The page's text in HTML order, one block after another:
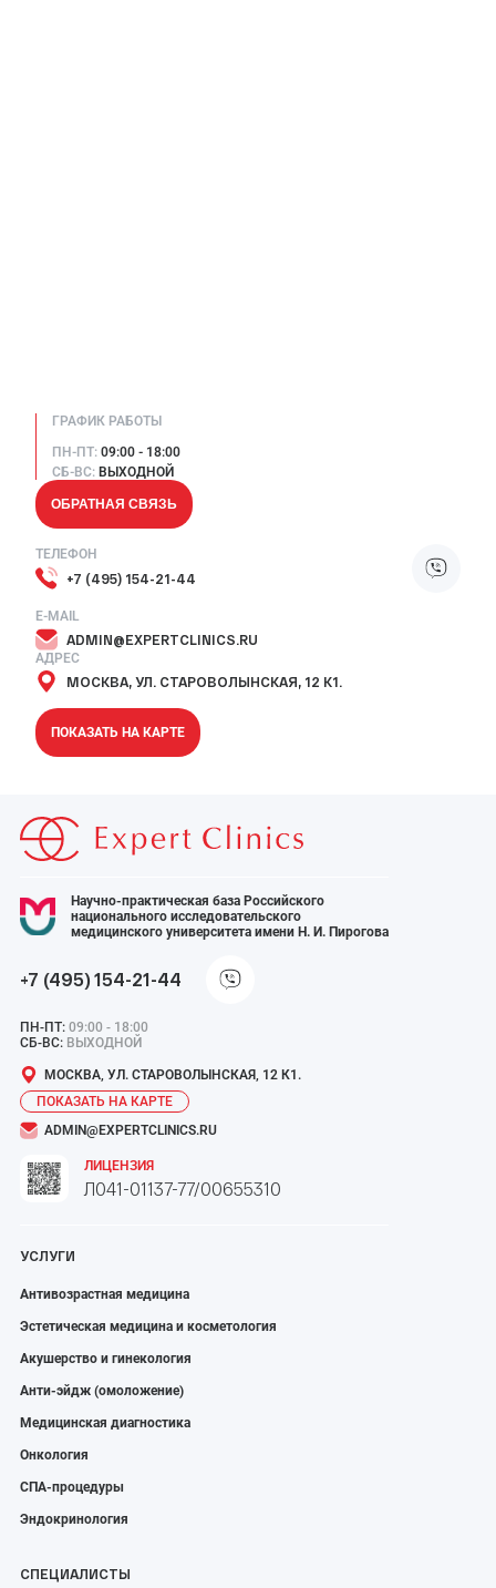
ОБРАТНАЯ СВЯЗЬ
ТЕЛЕФОН
+7 (495) 154-21-44
E-MAIL
ADMIN@EXPERTCLINICS.RU
АДРЕС
МОСКВА, УЛ. СТАРОВОЛЫНСКАЯ, 12 К1.
ПОКАЗАТЬ НА КАРТЕ
ГРАФИК РАБОТЫ
ПН-ПТ: 09:00 - 18:00
СБ-ВС: ВЫХОДНОЙ
Научно-практическая база Российского
национального исследовательского
медицинского университета имени Н. И. Пирогова
+7 (495) 154-21-44
ПН-ПТ: 09:00 - 18:00
СБ-ВС: ВЫХОДНОЙ
МОСКВА, УЛ. СТАРОВОЛЫНСКАЯ, 12 К1.
ПОКАЗАТЬ НА КАРТЕ
ADMIN@EXPERTCLINICS.RU
ЛИЦЕНЗИЯ
Л041-01137-77/00655310
УСЛУГИ
Антивозрастная медицина
Эстетическая медицина и косметология
Акушерство и гинекология
Анти-эйдж (омоложение)
Медицинская диагностика
Онкология
СПА-процедуры
Эндокринология
СПЕЦИАЛИСТЫ